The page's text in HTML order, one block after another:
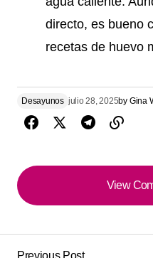
directo, es bueno
recetas de huevo
Desayunos julio 28, 2025by Gina
View
View
Muy práctico y sabroso.
espectacular. perfecta
Previous Post